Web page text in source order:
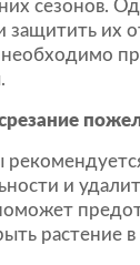
сезонов.
защитить их
и
растение в